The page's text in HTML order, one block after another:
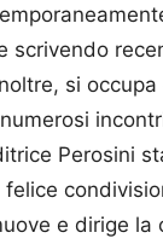
scrivendo
si
Perosini
e dirige la